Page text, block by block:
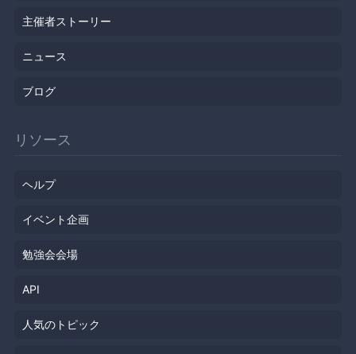
主催者ストーリー
ニュース
ブログ
リソース
ヘルプ
イベント企画
勉強会会場
API
人気のトピック